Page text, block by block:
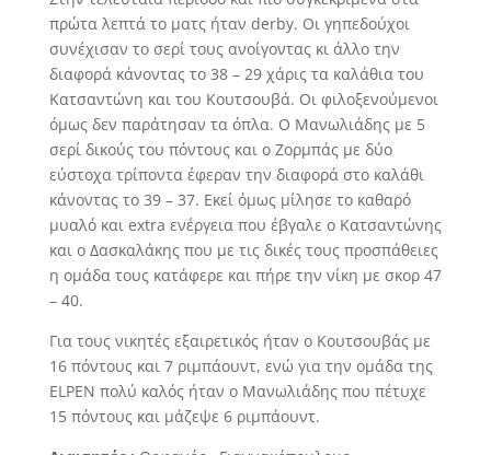
πρώτα λεπτά το ματς ήταν derby. Οι γηπεδούχοι
συνέχισαν το σερί τους ανοίγοντας κι άλλο την
διαφορά κάνοντας το 38 – 29 χάρις τα καλάθια του
Κατσαντώνη και του Κουτσουβά. Οι φιλοξενούμενοι
όμως δεν παράτησαν τα όπλα. Ο Μανωλιάδης με 5
σερί δικούς του πόντους και ο Ζορμπάς με δύο
εύστοχα τρίποντα έφεραν την διαφορά στο καλάθι
κάνοντας το 39 – 37. Εκεί όμως μίλησε το καθαρό
μυαλό και extra ενέργεια που έβγαλε ο Κατσαντώνης
και ο Δασκαλάκης που με τις δικές τους προσπάθειες
η ομάδα τους κατάφερε και πήρε την νίκη με σκορ 47
– 40.
Για τους νικητές εξαιρετικός ήταν ο Κουτσουβάς με
16 πόντους και 7 ριμπάουντ, ενώ για την ομάδα της
ELPEN πολύ καλός ήταν ο Μανωλιάδης που πέτυχε
15 πόντους και μάζεψε 6 ριμπάουντ.